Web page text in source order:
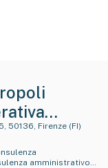
50136, Firenze (FI)
amministrativo-